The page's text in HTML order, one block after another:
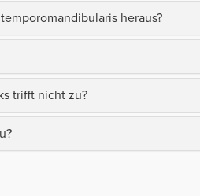
heraus?
trifft nicht zu?